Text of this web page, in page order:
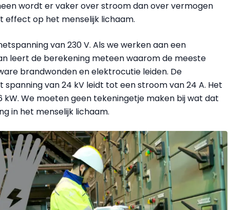
wordt er vaker over stroom dan over vermogen
op het menselijk lichaam.
van 230 V. Als we werken aan een
leert de berekening meteen waarom de meeste
brandwonden en elektrocutie leiden. De
van 24 kV leidt tot een stroom van 24 A. Het
We moeten geen tekeningetje maken bij wat dat
in het menselijk lichaam.